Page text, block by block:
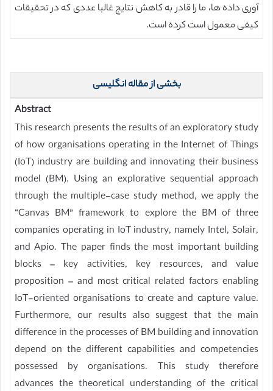
آوری داده ها، ما را قادر به کاهش نتایج غالبا عددی که در تحقیقات
کیفی معمول است کرده است.
بخشی از مقاله انگلیسی
Abstract
This research presents the results of an exploratory study
of how organisations operating in the Internet of Things
(IoT) industry are building and innovating their business
model (BM). Using an explorative sequential approach
through the multiple-case study method, we apply the
“Canvas BM” framework to explore the BM of three
companies operating in IoT industry, namely Intel, Solair,
and Apio. The paper finds the most important building
blocks – key activities, key resources, and value
proposition – and most critical related factors enabling
IoT-oriented organisations to create and capture value.
Furthermore, our results also suggest that the main
difference in the processes of BM building and innovation
depend on the different capabilities and competencies
possessed by organisations. This study therefore
advances the theoretical understanding of the critical